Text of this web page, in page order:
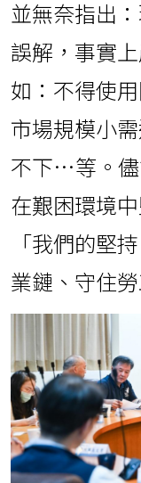
並無奈指出
誤解，事實
如：不得使
市場規模小
不下…等。儘
在艱困環境
「我們的堅
業鏈、守住